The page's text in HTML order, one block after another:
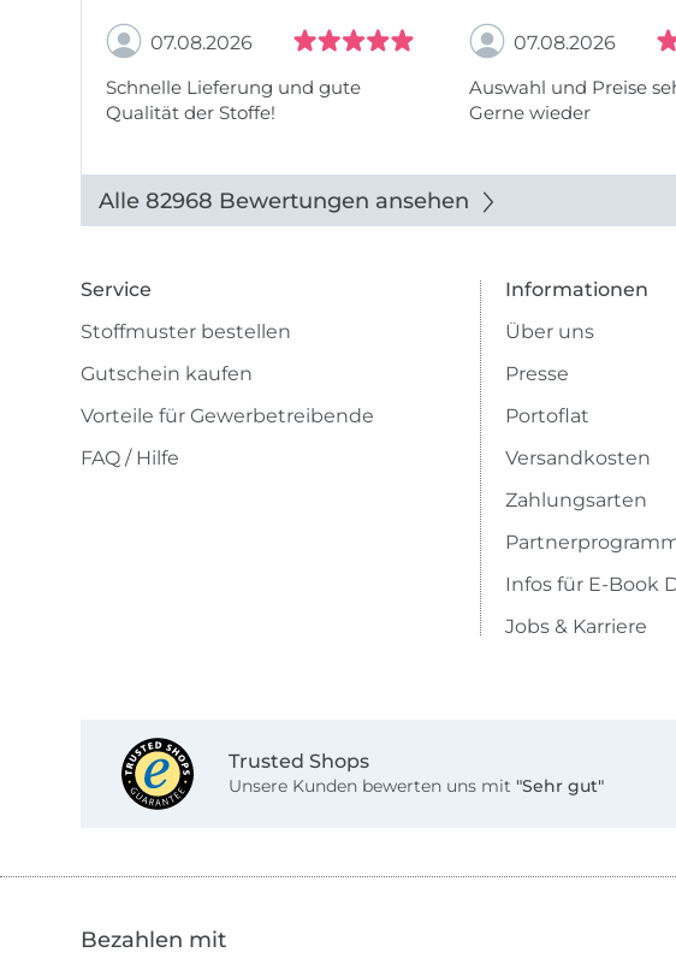
07.08.2026
Schnelle Lieferung und gute
Qualität der Stoffe!
07.08.2026
Auswahl und Preise
Gerne wieder
Alle 82968 Bewertungen ansehen
Service
Stoffmuster bestellen
Gutschein kaufen
Vorteile für Gewerbetreibende
FAQ / Hilfe
Informationen
Über uns
Presse
Portoflat
Versandkosten
Zahlungsarten
Infos für E-Book
Jobs & Karriere
Trusted Shops
Unsere Kunden bewerten uns mit "Sehr gut"
Bezahlen mit